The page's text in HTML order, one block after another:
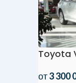
Toyota
от3 300